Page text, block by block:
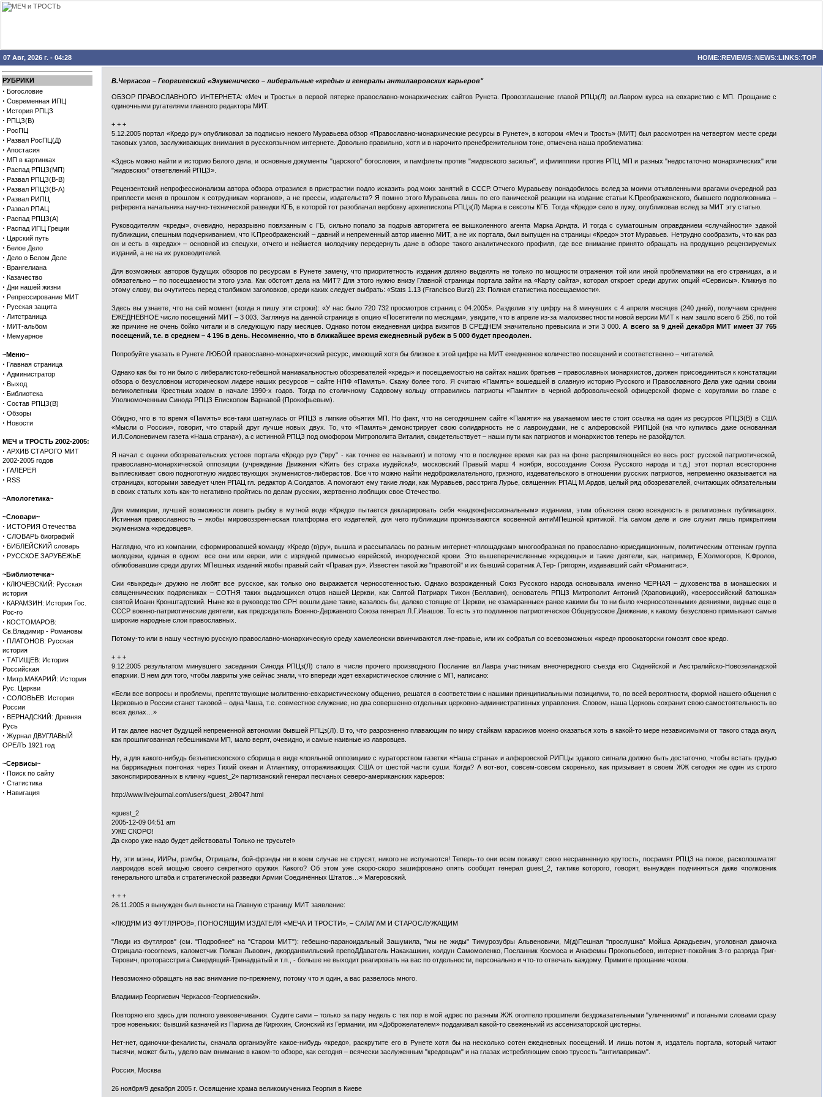
07 Авг, 2026 г. - 04:28 HOME::REVIEWS::NEWS::LINKS::TOP
РУБРИКИ
· Богословие
· Современная ИПЦ
· История РПЦЗ
· РПЦЗ(В)
· РосПЦ
· Развал РосПЦ(Д)
· Апостасия
· МП в картинках
· Распад РПЦЗ(МП)
· Развал РПЦЗ(В-В)
· Развал РПЦЗ(В-А)
· Развал РИПЦ
· Развал РПАЦ
· Распад РПЦЗ(А)
· Распад ИПЦ Греции
· Царский путь
· Белое Дело
· Дело о Белом Деле
· Врангелиана
· Казачество
· Дни нашей жизни
· Репрессирование МИТ
· Русская защита
· Литстраница
· МИТ-альбом
· Мемуарное
~Меню~
· Главная страница
· Администратор
· Выход
· Библиотека
· Состав РПЦЗ(В)
· Обзоры
· Новости
МЕЧ и ТРОСТЬ 2002-2005:
· АРХИВ СТАРОГО МИТ
2002-2005 годов
· ГАЛЕРЕЯ
· RSS
~Апологетика~
~Словари~
· ИСТОРИЯ Отечества
· СЛОВАРЬ биографий
· БИБЛЕЙСКИЙ словарь
· РУССКОЕ ЗАРУБЕЖЬЕ
~Библиотечка~
· КЛЮЧЕВСКИЙ: Русская
история
· КАРАМЗИН: История Гос.
Рос-го
· КОСТОМАРОВ:
Св.Владимир - Романовы
· ПЛАТОНОВ: Русская
история
· ТАТИЩЕВ: История
Российская
· Митр.МАКАРИЙ: История
Рус. Церкви
· СОЛОВЬЕВ: История
России
· ВЕРНАДСКИЙ: Древняя
Русь
· Журнал ДВУГЛАВЫЙ
ОРЕЛЪ 1921 год
~Сервисы~
· Поиск по сайту
· Статистика
· Навигация
В.Черкасов – Георгиевский «Экуменическо – либеральные «креды» и генералы антилавровских карьеров"
ОБЗОР ПРАВОСЛАВНОГО ИНТЕРНЕТА: «Меч и Трость» в первой пятерке православно-монархических сайтов Рунета. Провозглашение главой РПЦз(Л) вл.Лавром курса на евхаристию с МП. Прощание с
одиночными ругателями главного редактора МИТ.
+ + +
5.12.2005 портал «Кредо ру» опубликовал за подписью некоего Муравьева обзор «Православно-монархические ресурсы в Рунете», в котором «Меч и Трость» (МИТ) был рассмотрен на четвертом месте среди
таковых узлов, заслуживающих внимания в русскоязычном интернете. Довольно правильно, хотя и в нарочито пренебрежительном тоне, отмечена наша проблематика:
«Здесь можно найти и историю Белого дела, и основные документы "царского" богословия, и памфлеты против "жидовского засилья", и филиппики против РПЦ МП и разных "недостаточно монархических" или
"жидовских" ответвлений РПЦЗ».
Рецензентский непрофессионализм автора обзора отразился в пристрастии подло исказить род моих занятий в СССР. Отчего Муравьеву понадобилось вслед за моими отъявленными врагами очередной раз
приплести меня в прошлом к сотрудникам «органов», а не прессы, издательств? Я помню этого Муравьева лишь по его панической реакции на издание статьи К.Преображенского, бывшего подполковника –
референта начальника научно-технической разведки КГБ, в которой тот разоблачал вербовку архиепископа РПЦз(Л) Марка в сексоты КГБ. Тогда «Кредо» село в лужу, опубликовав вслед за МИТ эту статью.
Руководителям «креды», очевидно, неразрывно повязанным с ГБ, сильно попало за подрыв авторитета ее вышколенного агента Марка Арндта. И тогда с суматошным оправданием «случайности» эдакой
публикации, спешным подчеркиванием, что К.Преображенский – давний и непременный автор именно МИТ, а не их портала, был выпущен на страницы «Кредо» этот Муравьев. Нетрудно сообразить, что как раз
он и есть в «кредах» – основной из спецухи, отчего и неймется молодчику передернуть даже в обзоре такого аналитического профиля, где все внимание принято обращать на продукцию рецензируемых
изданий, а не на их руководителей.
Для возможных авторов будущих обзоров по ресурсам в Рунете замечу, что приоритетность издания должно выделять не только по мощности отражения той или иной проблематики на его страницах, а и
обязательно – по посещаемости этого узла. Как обстоят дела на МИТ? Для этого нужно внизу Главной страницы портала зайти на «Карту сайта», которая откроет среди других опций «Сервисы». Кликнув по
этому слову, вы очутитесь перед столбиком заголовков, среди каких следует выбрать: «Stats 1.13 (Francisco Burzi) 23: Полная статистика посещаемости».
Здесь вы узнаете, что на сей момент (когда я пишу эти строки): «У нас было 720 732 просмотров страниц с 04.2005». Разделив эту цифру на 8 минувших с 4 апреля месяцев (240 дней), получаем среднее
ЕЖЕДНЕВНОЕ число посещений МИТ – 3 003. Заглянув на данной странице в опцию «Посетители по месяцам», увидите, что в апреле из-за малоизвестности новой версии МИТ к нам зашло всего 6 256, по той
же причине не очень бойко читали и в следующую пару месяцев. Однако потом ежедневная цифра визитов В СРЕДНЕМ значительно превысила и эти 3 000.А всего за 9 дней декабря МИТ имеет 37 765
посещений, т.е. в среднем – 4 196 в день. Несомненно, что в ближайшее время ежедневный рубеж в 5 000 будет преодолен.
Попробуйте указать в Рунете ЛЮБОЙ православно-монархический ресурс, имеющий хотя бы близкое к этой цифре на МИТ ежедневное количество посещений и соответственно – читателей.
Однако как бы то ни было с либералистско-гебешной маниакальностью обозревателей «креды» и посещаемостью на сайтах наших братьев – православных монархистов, должен присоединиться к констатации
обзора о безусловном историческом лидере наших ресурсов – сайте НПФ «Память». Скажу более того. Я считаю «Память» вошедшей в славную историю Русского и Православного Дела уже одним своим
великолепным Крестным ходом в начале 1990-х годов. Тогда по столичному Садовому кольцу отправились патриоты «Памяти» в черной добровольческой офицерской форме с хоругвями во главе с
Уполномоченным Синода РПЦЗ Епископом Варнавой (Прокофьевым).
Обидно, что в то время «Память» все-таки шатнулась от РПЦЗ в липкие объятия МП. Но факт, что на сегодняшнем сайте «Памяти» на уважаемом месте стоит ссылка на один из ресурсов РПЦЗ(В) в США
«Мысли о России», говорит, что старый друг лучше новых двух. То, что «Память» демонстрирует свою солидарность не с лавроиудами, не с алферовской РИПЦой (на что купилась даже основанная
И.Л.Солоневичем газета «Наша страна»), а с истинной РПЦЗ под омофором Митрополита Виталия, свидетельствует – наши пути как патриотов и монархистов теперь не разойдутся.
Я начал с оценки обозревательских устоев портала «Кредо ру» ("вру" - как точнее ее называют) и потому что в последнее время как раз на фоне распрямляющейся во весь рост русской патриотической,
православно-монархической оппозиции (учреждение Движения «Жить без страха иудейска!», московский Правый марш 4 ноября, воссоздание Союза Русского народа и т.д.) этот портал всесторонне
выплескивает свою подноготную жидовствующих экуменистов-либерастов. Все что можно найти недоброжелательного, грязного, издевательского в отношении русских патриотов, непременно оказывается на
страницах, которыми заведует член РПАЦ гл. редактор А.Солдатов. А помогают ему такие люди, как Муравьев, расстрига Лурье, священник РПАЦ М.Ардов, целый ряд обозревателей, считающих обязательным
в своих статьях хоть как-то негативно пройтись по делам русских, жертвенно любящих свое Отечество.
Для мимикрии, лучшей возможности ловить рыбку в мутной воде «Кредо» пытается декларировать себя «надконфессиональным» изданием, этим объясняя свою всеядность в религиозных публикациях.
Истинная православность – якобы мировоззренческая платформа его издателей, для чего публикации пронизываются косвенной антиМПешной критикой. На самом деле и сие служит лишь прикрытием
экуменизма «кредовцев».
Наглядно, что из компании, сформировавшей команду «Кредо (в)ру», вышла и рассыпалась по разным интернет-«площадкам» многообразная по православно-юрисдикционным, политическим оттенкам группа
молодежи, единая в одном: все они или евреи, или с изрядной примесью еврейской, инородческой крови. Это вышеперечисленные «кредовцы» и такие деятели, как, например, Е.Холмогоров, К.Фролов,
облюбовавшие среди других МПешных изданий якобы правый сайт «Правая ру». Известен такой же "правотой" и их бывший соратник А.Тер- Григорян, издававший сайт «Романитас».
Сии «выкреды» дружно не любят все русское, как только оно выражается черносотенностью. Однако возрожденный Союз Русского народа основывала именно ЧЕРНАЯ – духовенства в монашеских и
священнических подрясниках – СОТНЯ таких выдающихся отцов нашей Церкви, как Святой Патриарх Тихон (Беллавин), основатель РПЦЗ Митрополит Антоний (Храповицкий), «всероссийский батюшка»
святой Иоанн Кронштадтский. Ныне же в руководство СРН вошли даже такие, казалось бы, далеко стоящие от Церкви, не «замаранные» ранее какими бы то ни было «черносотенными» деяниями, видные еще в
СССР военно-патриотические деятели, как председатель Военно-Державного Союза генерал Л.Г.Ивашов. То есть это подлинное патриотическое Общерусское Движение, к какому безусловно примыкают самые
широкие народные слои православных.
Потому-то или в нашу честную русскую православно-монархическую среду хамелеонски ввинчиваются лже-правые, или их собратья со всевозможных «кред» провокаторски гомозят свое кредо.
+ + +
9.12.2005 результатом минувшего заседания Синода РПЦз(Л) стало в числе прочего производного Послание вл.Лавра участникам внеочередного съезда его Сиднейской и Австралийско-Новозеландской
епархии. В нем для того, чтобы лавриты уже сейчас знали, что впереди ждет евхаристическое слияние с МП, написано:
«Если все вопросы и проблемы, препятствующие молитвенно-евхаристическому общению, решатся в соответствии с нашими принципиальными позициями, то, по всей вероятности, формой нашего общения с
Церковью в России станет таковой – одна Чаша, т.е. совместное служение, но два совершенно отдельных церковно-административных управления. Словом, наша Церковь сохранит свою самостоятельность во
всех делах…»
И так далее насчет будущей непременной автономии бывшей РПЦз(Л). В то, что разрозненно плавающим по миру стайкам карасиков можно оказаться хоть в какой-то мере независимыми от такого стада акул,
как прошпигованная гебешниками МП, мало верят, очевидно, и самые наивные из лавровцев.
Ну, а для какого-нибудь безъепископского сборища в виде «лояльной оппозиции» с кураторством газетки «Наша страна» и алферовской РИПЦы эдакого сигнала должно быть достаточно, чтобы встать грудью
на баррикадных понтонах через Тихий океан и Атлантику, отгораживающих США от шестой части суши. Когда? А вот-вот, совсем-совсем скоренько, как призывает в своем ЖЖ сегодня же один из строго
законспирированных в кличку «guest_2» партизанский генерал песчаных северо-американских карьеров:
http://www.livejournal.com/users/guest_2/8047.html
«guest_2
2005-12-09 04:51 am
УЖЕ СКОРО!
Да скоро уже надо будет действовать! Только не трусьте!»
Ну, эти мэны, ИИРы, рэмбы, Отрицалы, бой-фрэнды ни в коем случае не струсят, никого не испужаются! Теперь-то они всем покажут свою несравненную крутость, посрамят РПЦЗ на покое, расколошматят
лавроидов всей мощью своего секретного оружия. Какого? Об этом уже скоро-скоро зашифровано опять сообщит генерал guest_2, тактике которого, говорят, вынужден подчиняться даже «полковник
генерального штаба и стратегической разведки Армии Соединённых Штатов…» Магеровский.
+ + +
26.11.2005 я вынужден был вынести на Главную страницу МИТ заявление:
«ЛЮДЯМ ИЗ ФУТЛЯРОВ», ПОНОСЯЩИМ ИЗДАТЕЛЯ «МЕЧА И ТРОСТИ», – САЛАГАМ И СТАРОСЛУЖАЩИМ
"Люди из футляров" (см. "Подробнее" на "Старом МИТ"): гебешно-параноидальный Зашумила, "мы не жиды" Тимурозубры Альвеновичи, М(д)Пешная "прослушка" Мойша Аркадьевич, уголовная дамочка
Отрицала-rocornews, калометчик Полкан Львович, джорданвилльский препоДДаватель Накакашкин, колдун Самомоленко, Посланник Космоса и Анафемы Прокопьебоев, интернет-покойник 3-го разряда Григ-
Терович, проторасстрига Смердящий-Тринадцатый и т.п., - больше не выходит реагировать на вас по отдельности, персонально и что-то отвечать каждому. Примите прощание чохом.
Невозможно обращать на вас внимание по-прежнему, потому что я один, а вас развелось много.
Владимир Георгиевич Черкасов-Георгиевский».
Повторяю его здесь для полного увековечивания. Судите сами – только за пару недель с тех пор в мой адрес по разным ЖЖ оголтело прошипели бездоказательными "уличениями" и погаными словами сразу
трое новеньких: бывший казначей из Парижа де Кирюхин, Сионский из Германии, им «Доброжелателем» поддакивал какой-то свеженький из ассенизаторской цистерны.
Нет-нет, одиночки-фекалисты, сначала организуйте какое-нибудь «кредо», раскрутите его в Рунете хотя бы на несколько сотен ежедневных посещений. И лишь потом я, издатель портала, который читают
тысячи, может быть, уделю вам внимание в каком-то обзоре, как сегодня – всячески заслуженным "кредовцам" и на глазах истребляющим cвою трусость "антилаврикам".
Россия, Москва
26 ноября/9 декабря 2005 г. Освящение храма великомученика Георгия в Киеве